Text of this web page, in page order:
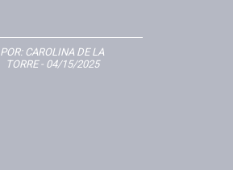
POR: CAROLINA DE LA
TORRE- 04/15/2025